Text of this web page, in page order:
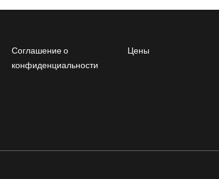
Footer2
Соглашение о
конфиденциальности
Footer3
Цены